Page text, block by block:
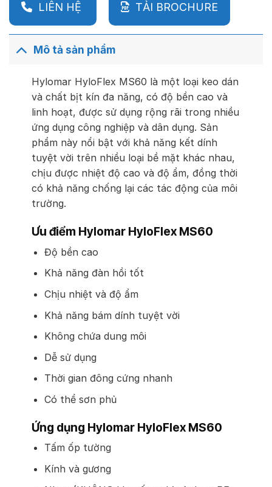
LIÊN HỆ TẢI BROCHURE
Mô tả sản phẩm
Hylomar HyloFlex MS60 là một loại keo dán
và chất bịt kín đa năng, có độ bền cao và
linh hoạt, được sử dụng rộng rãi trong nhiều
ứng dụng công nghiệp và dân dụng. Sản
phẩm này nổi bật với khả năng kết dính
tuyệt vời trên nhiều loại bề mặt khác nhau,
chịu được nhiệt độ cao và độ ẩm, đồng thời
có khả năng chống lại các tác động của môi
trường.
Ưu điểm Hylomar HyloFlex MS60
Độ bền cao
Khả năng đàn hồi tốt
Chịu nhiệt và độ ẩm
Khả năng bám dính tuyệt vời
Không chứa dung môi
Dễ sử dụng
Thời gian đông cứng nhanh
Có thể sơn phủ
Ứng dụng Hylomar HyloFlex MS60
Tấm ốp tường
Kính và gương